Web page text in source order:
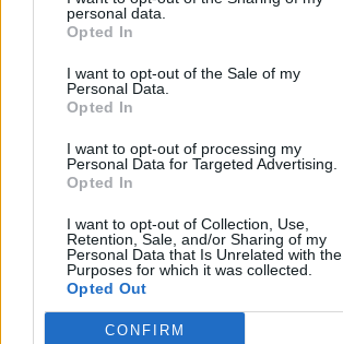
personal data.
Opted In
I want to opt-out of the Sale of my
Personal Data.
Opted In
I want to opt-out of processing my
Personal Data for Targeted Advertising.
Opted In
I want to opt-out of Collection, Use,
Retention, Sale, and/or Sharing of my
Personal Data that Is Unrelated with the
Purposes for which it was collected.
Opted Out
CONFIRM
Sei più grosso? Paghi il doppio
sull'aereo
06/12/2009
La guerra alla Rai non ha senso
30/09/2009